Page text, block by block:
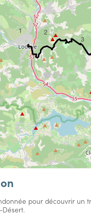
1
2
3
pour découvrir un